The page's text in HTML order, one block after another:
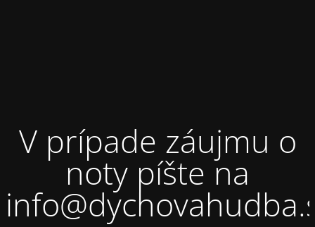
V prípade záujmu o
noty píšte na